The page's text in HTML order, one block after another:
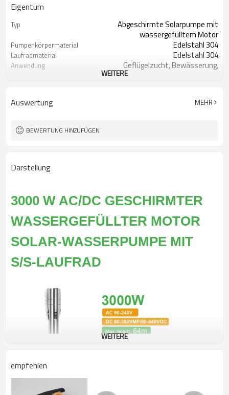
Eigentum
Typ
Abgeschirmte Solarpumpe mit
wassergefülltem Motor
Pumpenkörpermaterial Edelstahl 304
Laufradmaterial Edelstahl 304
Anwendung
Geflügelzucht, Bewässerung,
WEITERE
Auswertung MEHR
BEWERTUNG HINZUFÜGEN
Darstellung
3000 W AC/DC GESCHIRMTER
WASSERGEFÜLLTER MOTOR
SOLAR-WASSERPUMPE MIT
S/S-LAUFRAD
WEITERE
empfehlen